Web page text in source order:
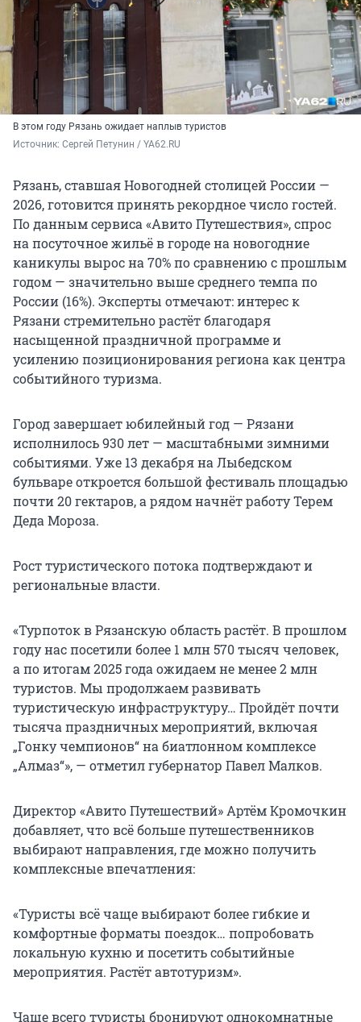
В этом году Рязань ожидает наплыв туристов
Источник: Сергей Петунин / YA62.RU
Рязань, ставшая Новогодней столицей России —
2026, готовится принять рекордное число гостей.
По данным сервиса «Авито Путешествия», спрос
на посуточное жильё в городе на новогодние
каникулы вырос на 70% по сравнению с прошлым
годом — значительно выше среднего темпа по
России (16%). Эксперты отмечают: интерес к
Рязани стремительно растёт благодаря
насыщенной праздничной программе и
усилению позиционирования региона как центра
событийного туризма.
Город завершает юбилейный год — Рязани
исполнилось 930 лет — масштабными зимними
событиями. Уже 13 декабря на Лыбедском
бульваре откроется большой фестиваль площадью
почти 20 гектаров, а рядом начнёт работу Терем
Деда Мороза.
Рост туристического потока подтверждают и
региональные власти.
«Турпоток в Рязанскую область растёт. В прошлом
году нас посетили более 1 млн 570 тысяч человек,
а по итогам 2025 года ожидаем не менее 2 млн
туристов. Мы продолжаем развивать
туристическую инфраструктуру… Пройдёт почти
тысяча праздничных мероприятий, включая
„Гонку чемпионов“ на биатлонном комплексе
„Алмаз“», — отметил губернатор Павел Малков.
Директор «Авито Путешествий» Артём Кромочкин
добавляет, что всё больше путешественников
выбирают направления, где можно получить
комплексные впечатления:
«Туристы всё чаще выбирают более гибкие и
комфортные форматы поездок… попробовать
локальную кухню и посетить событийные
мероприятия. Растёт автотуризм».
Чаще всего туристы бронируют однокомнатные